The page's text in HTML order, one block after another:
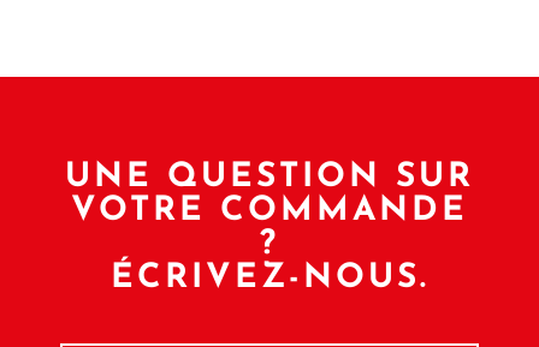
UNE QUESTION SUR
VOTRE COMMANDE
?
ÉCRIVEZ-NOUS.